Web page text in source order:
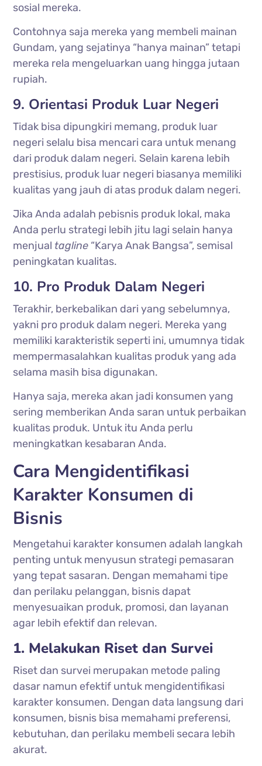
sosial mereka.
Contohnya saja mereka yang membeli mainan
Gundam, yang sejatinya “hanya mainan” tetapi
mereka rela mengeluarkan uang hingga jutaan
rupiah.
9. Orientasi Produk Luar Negeri
Tidak bisa dipungkiri memang, produk luar
negeri selalu bisa mencari cara untuk menang
dari produk dalam negeri. Selain karena lebih
prestisius, produk luar negeri biasanya memiliki
kualitas yang jauh di atas produk dalam negeri.
Jika Anda adalah pebisnis produk lokal, maka
Anda perlu strategi lebih jitu lagi selain hanya
menjual tagline “Karya Anak Bangsa”, semisal
peningkatan kualitas.
10. Pro Produk Dalam Negeri
Terakhir, berkebalikan dari yang sebelumnya,
yakni pro produk dalam negeri. Mereka yang
memiliki karakteristik seperti ini, umumnya tidak
mempermasalahkan kualitas produk yang ada
selama masih bisa digunakan.
Hanya saja, mereka akan jadi konsumen yang
sering memberikan Anda saran untuk perbaikan
kualitas produk. Untuk itu Anda perlu
meningkatkan kesabaran Anda.
Cara Mengidentifikasi
Karakter Konsumen di
Bisnis
Mengetahui karakter konsumen adalah langkah
penting untuk menyusun strategi pemasaran
yang tepat sasaran. Dengan memahami tipe
dan perilaku pelanggan, bisnis dapat
menyesuaikan produk, promosi, dan layanan
agar lebih efektif dan relevan.
1. Melakukan Riset dan Survei
Riset dan survei merupakan metode paling
dasar namun efektif untuk mengidentifikasi
karakter konsumen. Dengan data langsung dari
konsumen, bisnis bisa memahami preferensi,
kebutuhan, dan perilaku membeli secara lebih
akurat.